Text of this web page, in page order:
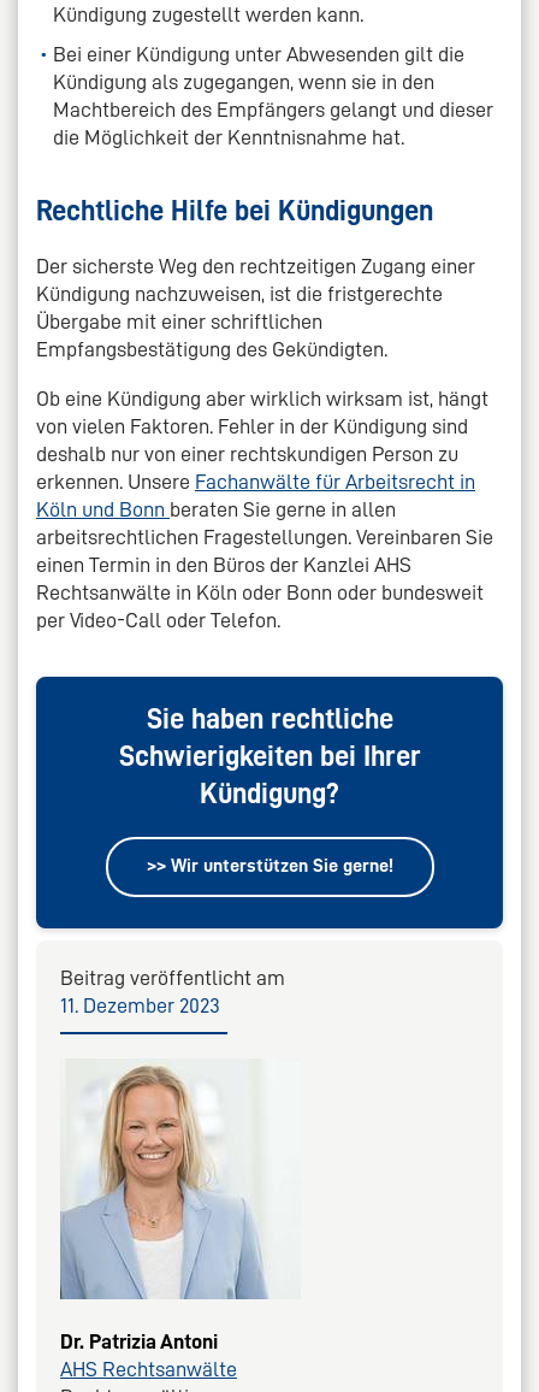
Kündigung zugestellt werden kann.
Bei einer Kündigung unter Abwesenden gilt die
Kündigung als zugegangen, wenn sie in den
Machtbereich des Empfängers gelangt und dieser
die Möglichkeit der Kenntnisnahme hat.
Rechtliche Hilfe bei Kündigungen
Der sicherste Weg den rechtzeitigen Zugang einer
Kündigung nachzuweisen, ist die fristgerechte
Übergabe mit einer schriftlichen
Empfangsbestätigung des Gekündigten.
Ob eine Kündigung aber wirklich wirksam ist, hängt
von vielen Faktoren. Fehler in der Kündigung sind
deshalb nur von einer rechtskundigen Person zu
erkennen. Unsere Fachanwälte für Arbeitsrecht in
Köln und Bonn beraten Sie gerne in allen
arbeitsrechtlichen Fragestellungen. Vereinbaren Sie
einen Termin in den Büros der Kanzlei AHS
Rechtsanwälte in Köln oder Bonn oder bundesweit
per Video-Call oder Telefon.
Sie haben rechtliche
Schwierigkeiten bei Ihrer
Kündigung?
>> Wir unterstützen Sie gerne!
Beitrag veröffentlicht am
11. Dezember 2023
Dr. Patrizia Antoni
AHS Rechtsanwälte